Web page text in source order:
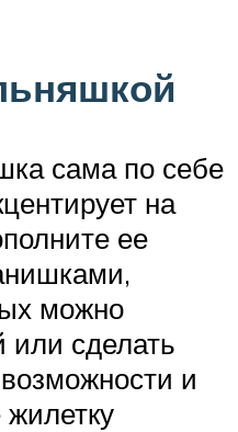
сама по себе
на
ее
можно
или сделать
и